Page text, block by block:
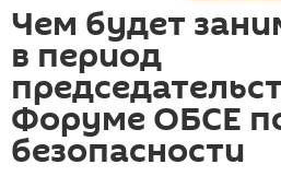
Чем будет
в период
Форуме ОБСЕ
безопасности